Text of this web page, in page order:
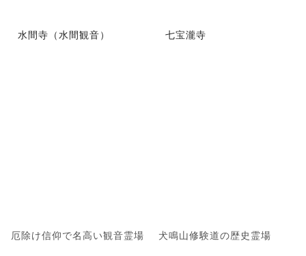
水間寺（水間観音）
厄除け信仰で名高い観音霊場
七宝瀧寺
犬鳴山修験道の歴史霊場